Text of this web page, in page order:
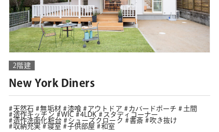
2階建
New York Diners
天然石 無垢材 漆喰 アウトドア カバードポーチ
土間
造作キッチン
WIC 4LDK
スタディコーナー
造作洗面化粧台
シューズクローク 書斎
吹き抜け
収納充実
寝室 子供部屋 和室